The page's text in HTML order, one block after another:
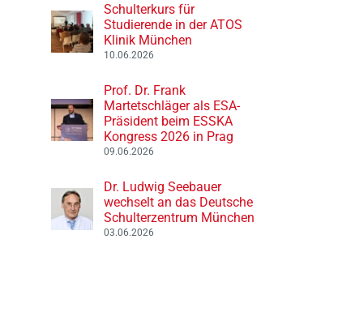
Schulterkurs für
Studierende in der ATOS
Klinik München
10.06.2026
Prof. Dr. Frank
Martetschläger als ESA-
Präsident beim ESSKA
Kongress 2026 in Prag
09.06.2026
Dr. Ludwig Seebauer
wechselt an das Deutsche
Schulterzentrum München
03.06.2026